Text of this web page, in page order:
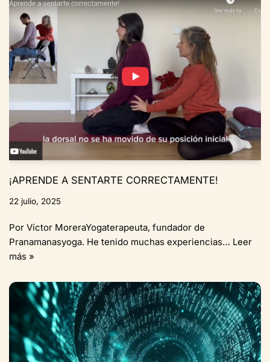
¡APRENDE A SENTARTE CORRECTAMENTE!
22 julio, 2025
Por Víctor MoreraYogaterapeuta, fundador de
Pranamanasyoga. He tenido muchas experiencias… Leer
más »